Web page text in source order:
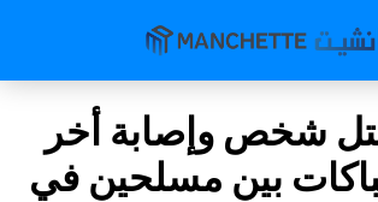
شخص وإصابة أخر
بين مسلحين في